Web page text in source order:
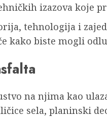
izazova koje
tehnologija i
kako biste mogli
na njima kao
sela, planinski